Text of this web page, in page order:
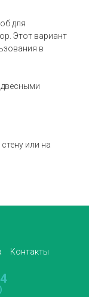
для
Этот вариант
в
или на
Контакты